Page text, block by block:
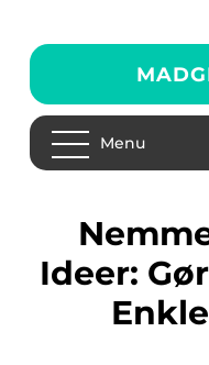
Menu
Nemme Aftensmad
Ideer: